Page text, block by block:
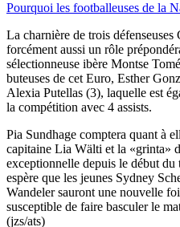
Pourquoi les footballeuses de la
La charnière de trois
forcément aussi un rôle
sélectionneuse ibère Montse
buteuses de cet Euro, Esther
Alexia Putellas (3), laquelle est
la compétition avec 4 assists.
Pia Sundhage comptera quant à
capitaine Lia Wälti et la «grinta»
exceptionnelle depuis le début
espère que les jeunes Sydney
Wandeler sauront une nouvelle
susceptible de faire basculer le
(jzs/ats)